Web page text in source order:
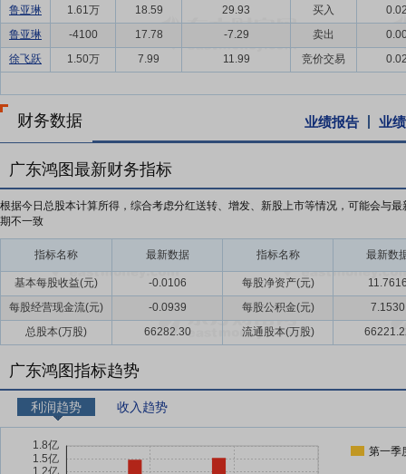
鲁亚琳 1.61万 18.59 29.93 买入
鲁亚琳
-4100 17.78 -7.29 卖出
徐飞跃
1.50万 7.99 11.99 竞价交易
财务数据 业绩报告 业
广东鸿图最新财务指标
根据今日总股本计算所得，综合考虑分红送转、增发、新股上市等情况，可能会与最
期不一致
指标名称 最新数据 指标名称 最新数
基本每股收益(元) -0.0106 每股净资产(元)
每股经营现金流(元)
-0.0939 每股公积金(元)
7.1530
总股本(万股)
66282.30 流通股本(万股)
广东鸿图指标趋势
利润趋势 收入趋势
第一季